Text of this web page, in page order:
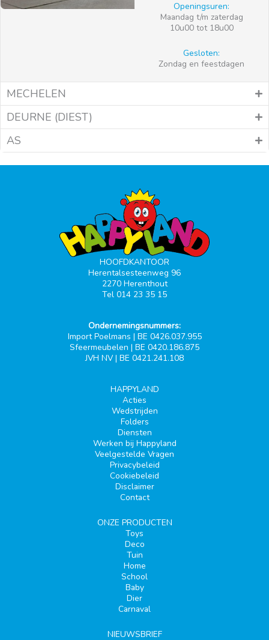
Openingsuren:
Maandag t/m zaterdag
10u00 tot 18u00
Gesloten:
Zondag en feestdagen
MECHELEN
DEURNE (DIEST)
AS
HOOFDKANTOOR
Herentalsesteenweg 96
2270 Herenthout
Tel 014 23 35 15
Ondernemingsnummers:
Import Poelmans | BE 0426.037.955
Sfeermeubelen | BE 0420.186.875
JVH NV | BE 0421.241.108
HAPPYLAND
Acties
Wedstrijden
Folders
Diensten
Werken bij Happyland
Veelgestelde Vragen
Privacybeleid
Cookiebeleid
Disclaimer
Contact
ONZE PRODUCTEN
Toys
Deco
Tuin
Home
School
Baby
Dier
Carnaval
NIEUWSBRIEF